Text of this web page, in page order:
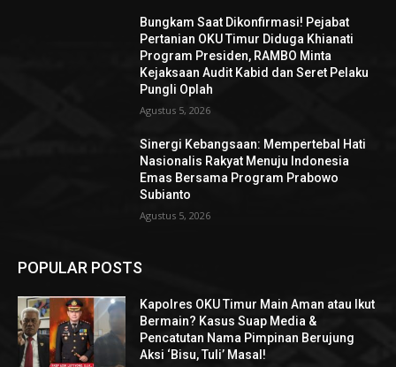
Bungkam Saat Dikonfirmasi! Pejabat
Pertanian OKU Timur Diduga Khianati
Program Presiden, RAMBO Minta
Kejaksaan Audit Kabid dan Seret Pelaku
Pungli Oplah
Agustus 5, 2026
Sinergi Kebangsaan: Mempertebal Hati
Nasionalis Rakyat Menuju Indonesia
Emas Bersama Program Prabowo
Subianto
Agustus 5, 2026
POPULAR POSTS
Kapolres OKU Timur Main Aman atau Ikut
Bermain? Kasus Suap Media &
Pencatutan Nama Pimpinan Berujung
Aksi ‘Bisu, Tuli’ Masal!